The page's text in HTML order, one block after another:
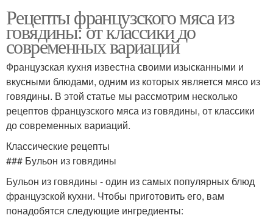
Рецепты французского мяса из
говядины: от классики до
современных вариаций
Французская кухня известна своими изысканными и
вкусными блюдами, одним из которых является мясо из
говядины. В этой статье мы рассмотрим несколько
рецептов французского мяса из говядины, от классики
до современных вариаций.
Классические рецепты
### Бульон из говядины
Бульон из говядины - один из самых популярных блюд
французской кухни. Чтобы приготовить его, вам
понадобятся следующие ингредиенты: